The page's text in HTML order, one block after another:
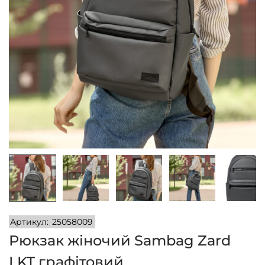
n
Артикул: 25058009
Рюкзак жіночий Sambag Zard